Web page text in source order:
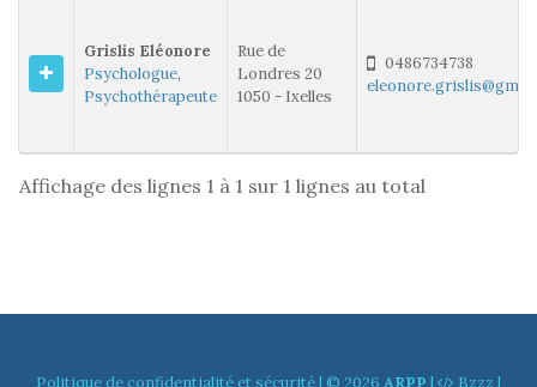
Grislis Eléonore
Psychologue,
Psychothérapeute
Rue de
Londres 20
1050 - Ixelles
0486734738
Affichage des lignes 1 à 1 sur 1 lignes au total
Politique de confidentialité et sécurité| © 2026 ARPP | Bzzz |